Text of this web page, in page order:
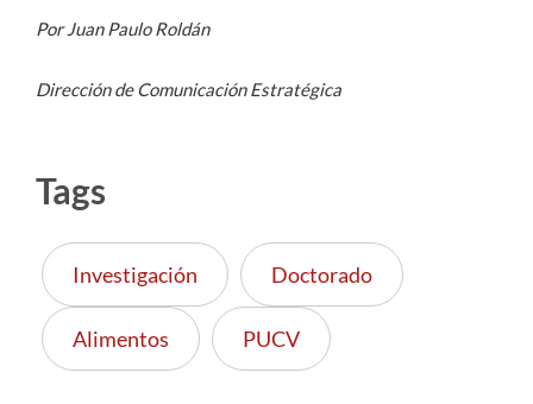
Por Juan Paulo Roldán
Dirección de Comunicación Estratégica
Tags
Investigación Doctorado
Alimentos PUCV